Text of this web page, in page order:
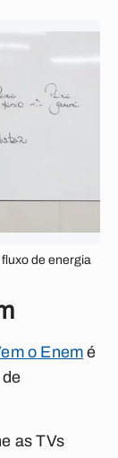
de energia
o Enem é
as TVs